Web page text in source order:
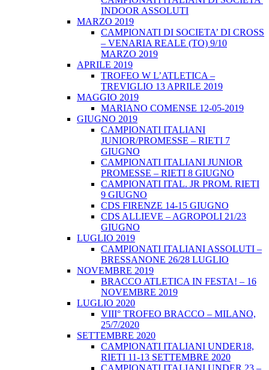
INDOOR ASSOLUTI
MARZO 2019
CAMPIONATI DI SOCIETA’ DI CROSS
– VENARIA REALE (TO) 9/10
MARZO 2019
APRILE 2019
TROFEO W L’ATLETICA –
TREVIGLIO 13 APRILE 2019
MAGGIO 2019
MARIANO COMENSE 12-05-2019
GIUGNO 2019
CAMPIONATI ITALIANI
JUNIOR/PROMESSE – RIETI 7
GIUGNO
CAMPIONATI ITALIANI JUNIOR
PROMESSE – RIETI 8 GIUGNO
CAMPIONATI ITAL. JR PROM. RIETI
9 GIUGNO
CDS FIRENZE 14-15 GIUGNO
CDS ALLIEVE – AGROPOLI 21/23
GIUGNO
LUGLIO 2019
CAMPIONATI ITALIANI ASSOLUTI –
BRESSANONE 26/28 LUGLIO
NOVEMBRE 2019
BRACCO ATLETICA IN FESTA! – 16
NOVEMBRE 2019
LUGLIO 2020
VIII° TROFEO BRACCO – MILANO,
25/7/2020
SETTEMBRE 2020
CAMPIONATI ITALIANI UNDER18,
RIETI 11-13 SETTEMBRE 2020
CAMPIONATI ITALIANI UNDER 23 –